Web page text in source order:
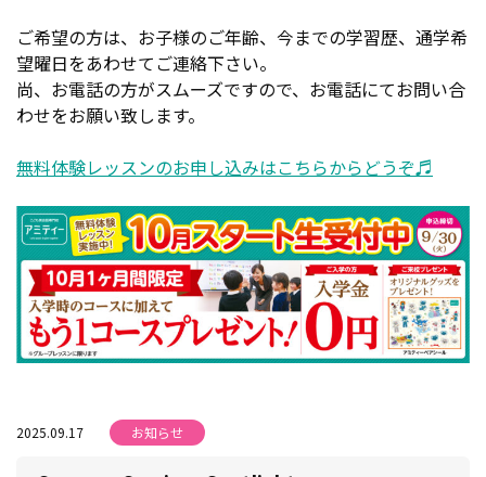
ご希望の方は、お子様のご年齢、今までの学習歴、通学希
望曜日をあわせてご連絡下さい。
尚、お電話の方がスムーズですので、お電話にてお問い合
わせをお願い致します。
無料体験レッスンのお申し込みはこちらからどうぞ♬
2025.09.17 お知らせ